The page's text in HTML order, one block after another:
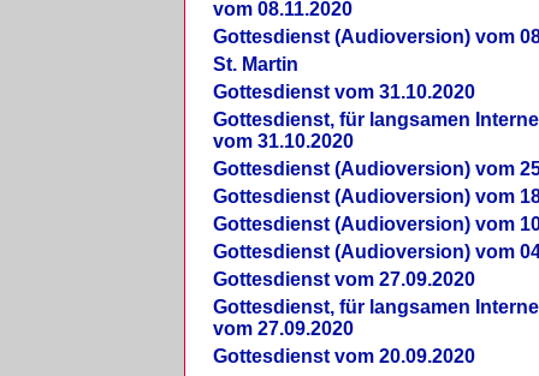
vom 08.11.2020
Gottesdienst (Audioversion) vom
St. Martin
Gottesdienst vom 31.10.2020
Gottesdienst, für langsamen
vom 31.10.2020
Gottesdienst (Audioversion) vom
Gottesdienst (Audioversion) vom
Gottesdienst (Audioversion) vom
Gottesdienst (Audioversion) vom
Gottesdienst vom 27.09.2020
Gottesdienst, für langsamen
vom 27.09.2020
Gottesdienst vom 20.09.2020